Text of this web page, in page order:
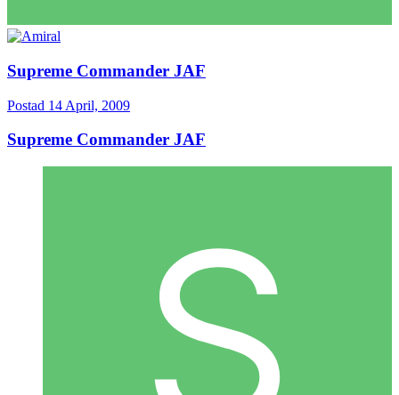
Supreme Commander JAF
Postad 14 April, 2009
Supreme Commander JAF